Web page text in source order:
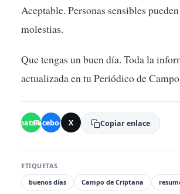
Aceptable. Personas sensibles
molestias.
Que tengas un buen día. Toda la
actualizada en tu Periódico de
WhatsApp
Facebook X Copiar enlace
ETIQUETAS
buenos días
Campo de Criptana